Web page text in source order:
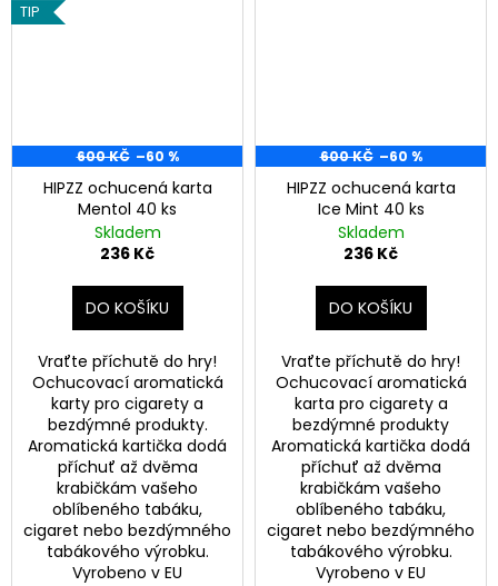
TIP
600 KČ –60 %
HIPZZ ochucená karta
Mentol 40 ks
Skladem
236 Kč
DO KOŠÍKU
Vraťte příchutě do hry!
Ochucovací aromatická
karty pro cigarety a
bezdýmné produkty.
Aromatická kartička dodá
příchuť až dvěma
krabičkám vašeho
oblíbeného tabáku,
cigaret nebo bezdýmného
tabákového výrobku.
Vyrobeno v EU
600 KČ –60 %
HIPZZ ochucená karta
Ice Mint 40 ks
Skladem
236 Kč
DO KOŠÍKU
Vraťte příchutě do hry!
Ochucovací aromatická
karta pro cigarety a
bezdýmné produkty
Aromatická kartička dodá
příchuť až dvěma
krabičkám vašeho
oblíbeného tabáku,
cigaret nebo bezdýmného
tabákového výrobku.
Vyrobeno v EU